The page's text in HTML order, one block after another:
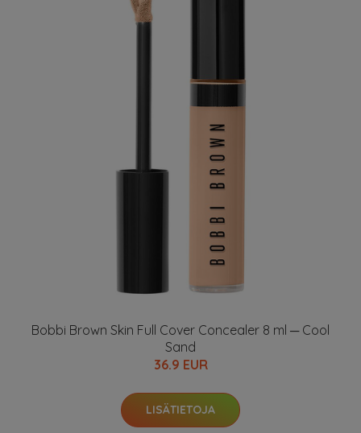
Bobbi Brown Skin Full Cover Concealer 8 ml ─ Cool
Sand
36.9 EUR
LISÄTIETOJA